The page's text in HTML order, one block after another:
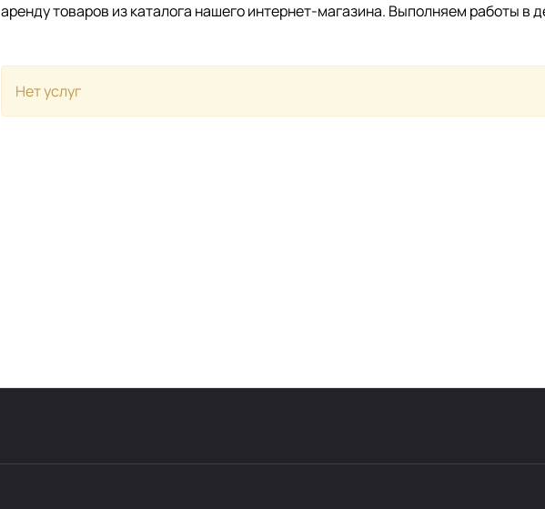
аренду товаров из каталога нашего интернет-магазина. Выполняем работы в
Нет услуг